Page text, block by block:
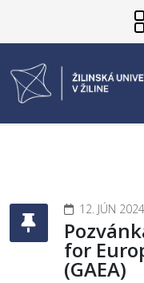
12. JÚN 2024
for
(GAEA)